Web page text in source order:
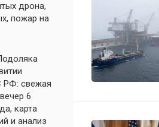
дрона,
пожар на
РФ: свежая
6
карта
и анализ